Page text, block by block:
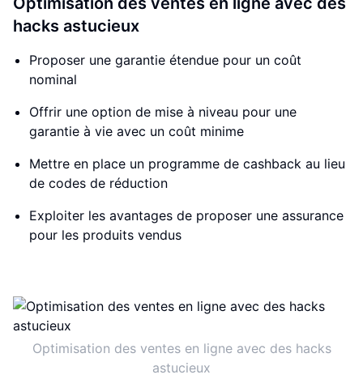
hacks astucieux
Proposer une garantie étendue pour un coût
nominal
Offrir une option de mise à niveau pour une
garantie à vie avec un coût minime
Mettre en place un programme de cashback au lieu
de codes de réduction
Exploiter les avantages de proposer une assurance
pour les produits vendus
Optimisation des ventes en ligne avec des hacks
astucieux